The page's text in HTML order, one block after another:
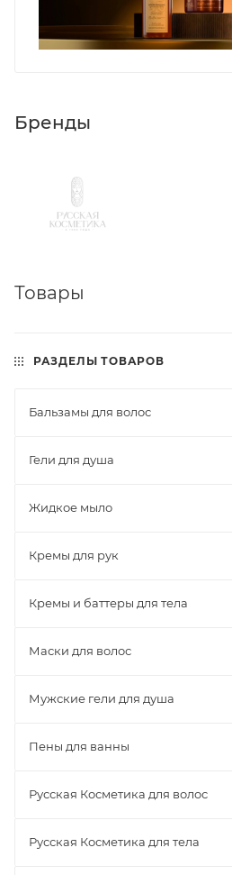
Бренды
Товары
РАЗДЕЛЫ ТОВАРОВ
Бальзамы для волос
Гели для душа
Жидкое мыло
Кремы для рук
Кремы и баттеры для тела
Маски для волос
Мужские гели для душа
Пены для ванны
Русская Косметика для волос
Русская Косметика для тела